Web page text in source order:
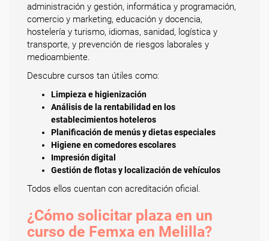
administración y gestión, informática y programación,
comercio y marketing, educación y docencia,
hostelería y turismo, idiomas, sanidad, logística y
transporte, y prevención de riesgos laborales y
medioambiente.
Descubre cursos tan útiles como:
Limpieza e higienización
Análisis de la rentabilidad en los
establecimientos hoteleros
Planificación de menús y dietas especiales
Higiene en comedores escolares
Impresión digital
Gestión de flotas y localización de vehículos
Todos ellos cuentan con acreditación oficial.
¿Cómo solicitar plaza en un
curso de Femxa en Melilla?